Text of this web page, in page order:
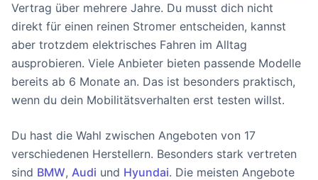
Vertrag über mehrere Jahre. Du musst dich nicht
direkt für einen reinen Stromer entscheiden, kannst
aber trotzdem elektrisches Fahren im Alltag
ausprobieren. Viele Anbieter bieten passende Modelle
bereits ab 6 Monate an. Das ist besonders praktisch,
wenn du dein Mobilitätsverhalten erst testen willst.
Du hast die Wahl zwischen Angeboten von 17
verschiedenen Herstellern. Besonders stark vertreten
sind BMW, Audi und Hyundai. Die meisten Angebote